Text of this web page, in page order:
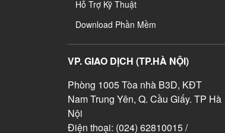
Hỗ Trợ Kỹ Thuật
Download Phần Mềm
VP. GIAO DỊCH (TP.HÀ NỘI)
Phòng 1005 Tòa nhà B3D, KĐT
Nam Trung Yên, Q. Cầu Giấy. TP Hà
Nội
Điện thoại: (024) 62810015 /